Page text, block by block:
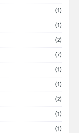
(1)
(1)
(2)
(7)
(1)
(1)
(2)
(1)
(1)